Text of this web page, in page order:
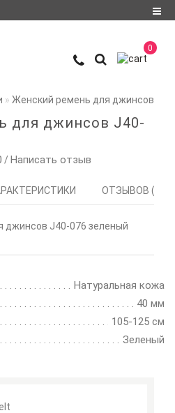
Авторизация
Доставка и оплата
сотрудничества
Политика
Контакты
Сравнение
0
Женский ремень для джинсов
для джинсов J40-
/Написать отзыв
ОТЗЫВОВ (0)
Натуральная кожа
40 мм
105-125 см
Зеленый